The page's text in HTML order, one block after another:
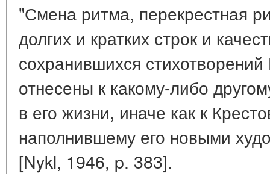
"Смена ритма, перекрестная
долгих и кратких строк и
сохранившихся
отнесены к какому-либо
в его жизни, иначе как к
наполнившему его новыми
[Nykl, 1946, p. 383].